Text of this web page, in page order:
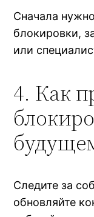
Сначала
блокировки,
или
4. Как
Следите за
обновляйте